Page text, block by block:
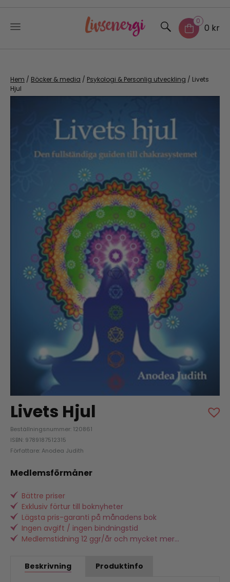
content
0
0 kr
Hem / Böcker & media / Psykologi & Personlig utveckling / Livets
Hjul
Livets Hjul
Beställningsnummer: 120861
ISBN: 9789187512315
Författare: Anodea Judith
Medlemsförmåner
Bättre priser
Exklusiv förtur till boknyheter
Lägsta pris-garanti på månadens bok
Ingen avgift / ingen bindningstid
Medlemstidning 12 ggr/år och mycket mer...
Beskrivning Produktinfo